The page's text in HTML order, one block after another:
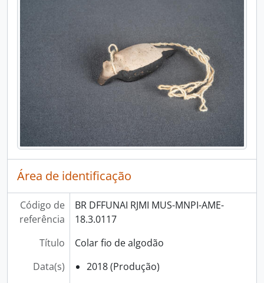
Área de identificação
Código de
referência
BR DFFUNAI RJMI MUS-MNPI-AME-
18.3.0117
Título
Colar fio de algodão
Data(s)
2018 (Produção)